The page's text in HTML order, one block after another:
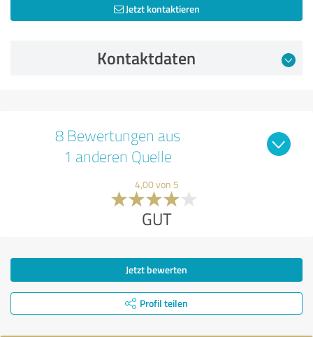
Jetzt kontaktieren
Kontaktdaten
8 Bewertungen aus
1 anderen Quelle
4,00 von 5
GUT
Jetzt bewerten
Profil teilen